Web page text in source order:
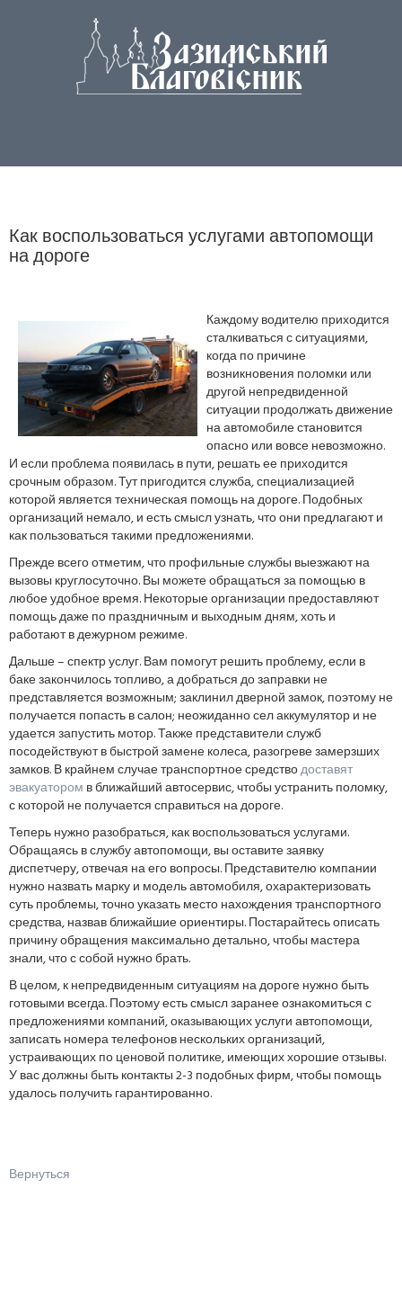
Как воспользоваться услугами автопомощи
на дороге
Каждому водителю приходится
сталкиваться с ситуациями,
когда по причине
возникновения поломки или
другой непредвиденной
ситуации продолжать движение
на автомобиле становится
опасно или вовсе невозможно.
И если проблема появилась в пути, решать ее приходится
срочным образом. Тут пригодится служба, специализацией
которой является техническая помощь на дороге. Подобных
организаций немало, и есть смысл узнать, что они предлагают и
как пользоваться такими предложениями.
Прежде всего отметим, что профильные службы выезжают на
вызовы круглосуточно. Вы можете обращаться за помощью в
любое удобное время. Некоторые организации предоставляют
помощь даже по праздничным и выходным дням, хоть и
работают в дежурном режиме.
Дальше – спектр услуг. Вам помогут решить проблему, если в
баке закончилось топливо, а добраться до заправки не
представляется возможным; заклинил дверной замок, поэтому не
получается попасть в салон; неожиданно сел аккумулятор и не
удается запустить мотор. Также представители служб
посодействуют в быстрой замене колеса, разогреве замерзших
замков. В крайнем случае транспортное средстводоставят
эвакуатором в ближайший автосервис, чтобы устранить поломку,
с которой не получается справиться на дороге.
Теперь нужно разобраться, как воспользоваться услугами.
Обращаясь в службу автопомощи, вы оставите заявку
диспетчеру, отвечая на его вопросы. Представителю компании
нужно назвать марку и модель автомобиля, охарактеризовать
суть проблемы, точно указать место нахождения транспортного
средства, назвав ближайшие ориентиры. Постарайтесь описать
причину обращения максимально детально, чтобы мастера
знали, что с собой нужно брать.
В целом, к непредвиденным ситуациям на дороге нужно быть
готовыми всегда. Поэтому есть смысл заранее ознакомиться с
предложениями компаний, оказывающих услуги автопомощи,
записать номера телефонов нескольких организаций,
устраивающих по ценовой политике, имеющих хорошие отзывы.
У вас должны быть контакты 2-3 подобных фирм, чтобы помощь
удалось получить гарантированно.
Вернуться